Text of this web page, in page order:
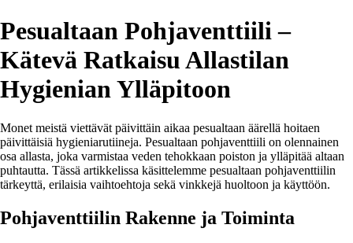
Pesualtaan Pohjaventtiili –
Kätevä Ratkaisu Allastilan
Hygienian Ylläpitoon
Monet meistä viettävät päivittäin aikaa pesualtaan äärellä hoitaen
päivittäisiä hygieniarutiineja. Pesualtaan pohjaventtiili on olennainen
osa allasta, joka varmistaa veden tehokkaan poiston ja ylläpitää altaan
puhtautta. Tässä artikkelissa käsittelemme pesualtaan pohjaventtiilin
tärkeyttä, erilaisia vaihtoehtoja sekä vinkkejä huoltoon ja käyttöön.
Pohjaventtiilin Rakenne ja Toiminta